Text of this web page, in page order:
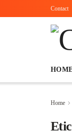
Contact
Home